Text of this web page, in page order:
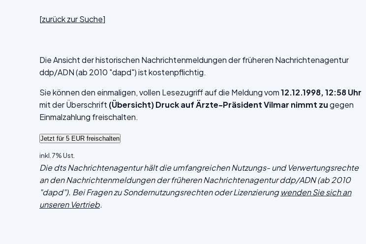
[zurück zur Suche]
Die Ansicht der historischen Nachrichtenmeldungen der früheren Nachrichtenagentur
ddp/ADN (ab 2010 "dapd") ist kostenpflichtig.
Sie können den einmaligen, vollen Lesezugriff auf die Meldung vom12.12.1998, 12:58 Uhr
mit der Überschrift (Übersicht) Druck auf Ärzte-Präsident Vilmar nimmt zugegen
Einmalzahlung freischalten.
inkl. 7% Ust.
Die dts Nachrichtenagentur hält die umfangreichen Nutzungs- und Verwertungsrechte
an den Nachrichtenmeldungen der früheren Nachrichtenagentur ddp/ADN (ab 2010
"dapd"). Bei Fragen zu Sondernutzungsrechten oder Lizenzierungwenden Sie sich an
unseren Vertrieb.